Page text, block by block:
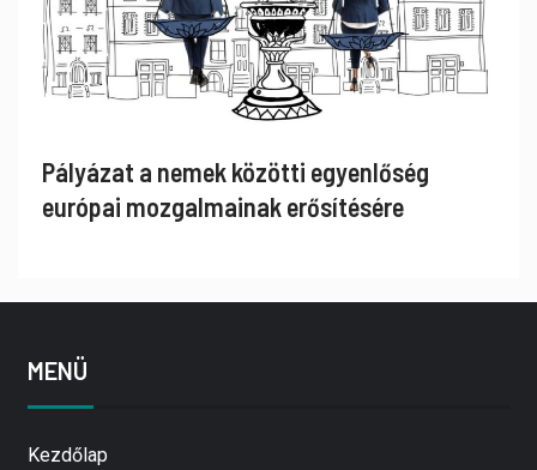
Pályázat a nemek közötti egyenlőség
európai mozgalmainak erősítésére
MENÜ
Kezdőlap